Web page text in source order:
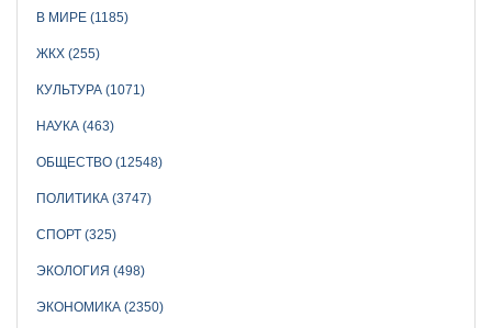
В МИРЕ (1185)
ЖКХ (255)
КУЛЬТУРА (1071)
НАУКА (463)
ОБЩЕСТВО (12548)
ПОЛИТИКА (3747)
СПОРТ (325)
ЭКОЛОГИЯ (498)
ЭКОНОМИКА (2350)